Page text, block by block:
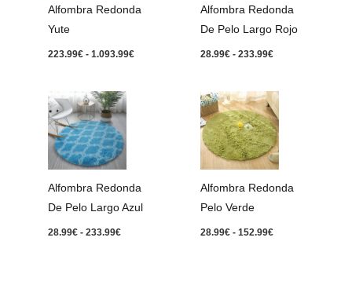
Alfombra Redonda
Yute
223.99€ - 1.093.99€
Alfombra Redonda
De Pelo Largo Rojo
28.99€ - 233.99€
Alfombra Redonda
De Pelo Largo Azul
28.99€ - 233.99€
Rango
de
desde
28.99€
233.99€
Alfombra Redonda
Pelo Verde
28.99€ - 152.99€
Rango
de
precios:
desde
28.99€
hasta
152.99€